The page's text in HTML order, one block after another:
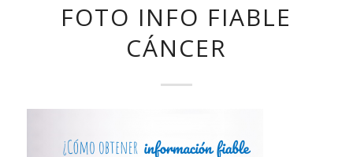
FOTO INFO FIABLE
CÁNCER